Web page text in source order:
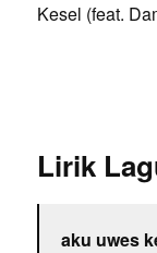
Kesel (feat.
Lirik
aku uwes